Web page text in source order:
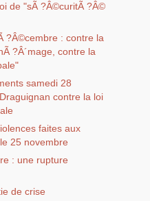
de "sÃ ?Â©curitÃ ?Â©
?Â©cembre : contre la
?Â´mage, contre la
samedi 28
contre la loi
faites aux
25 novembre
: une rupture
de crise